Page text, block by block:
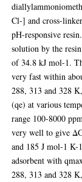
Cl-] and cross-
pH-responsive
solution by the
of 34.8 kJ mol-1.
very fast within
288, 313 and 328
(qe) at various
range 100-8000
very well to give
and 185 J mol-1 K-
adsorbent with
288, 313 and 328